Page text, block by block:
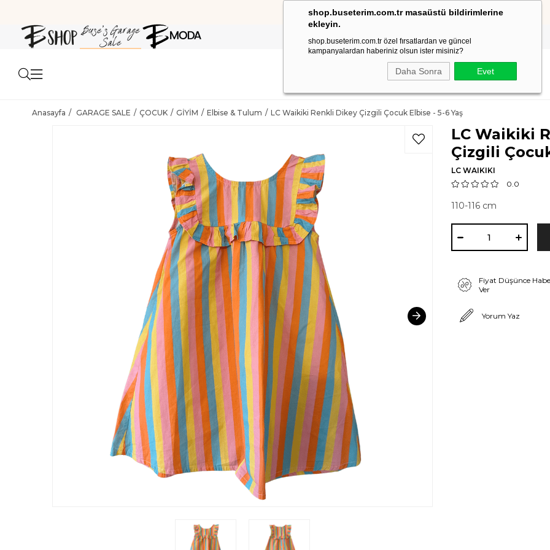
shop.buseterim.com.tr masaüstü bildirimlerine
ekleyin.
shop.buseterim.com.tr özel fırsatlardan ve güncel
kampanyalardan haberiniz olsun ister misiniz?
Daha Sonra Evet
1500 TL ve Üzeri Siparişlerinizde Kargo Ücretsiz!
Anasayfa GARAGE SALE ÇOCUK GİYİM Elbise & Tulum LC Waikiki Renkli Dikey Çizgili Çocuk Elbise - 5-6 Yaş
LC Waikiki
Çizgili
LC WAIKIKI
0.0
110-116 cm
Fiyat Düşünce
Ver
Yorum Yaz